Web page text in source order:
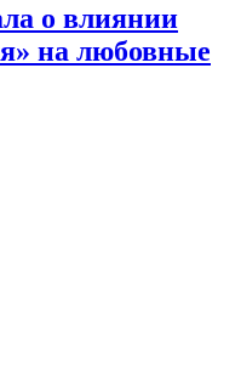
о влиянии
на любовные